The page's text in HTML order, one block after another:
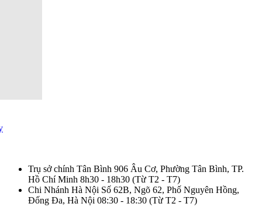
SupportAssist OS Recovery
Trụ sở chính Tân Bình 906 Âu Cơ, Phường Tân Bình, TP.
Hồ Chí Minh 8h30 - 18h30 (Từ T2 - T7)
Chi Nhánh Hà Nội Số 62B, Ngõ 62, Phố Nguyên Hồng,
Đống Đa, Hà Nội 08:30 - 18:30 (Từ T2 - T7)